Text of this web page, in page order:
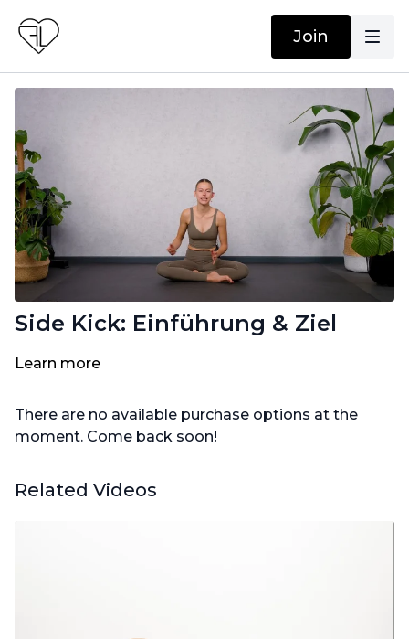
Join
Side Kick: Einführung & Ziel
Learn more
There are no available purchase options at the
moment. Come back soon!
Related Videos